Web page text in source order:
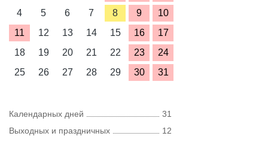
4
5 6 7 8 9
10
11
12 13 14 15 16
17
18
19 20 21 22 23
24
25
26 27 28 29 30 31
Календарных дней
31
Выходных и праздничных
12